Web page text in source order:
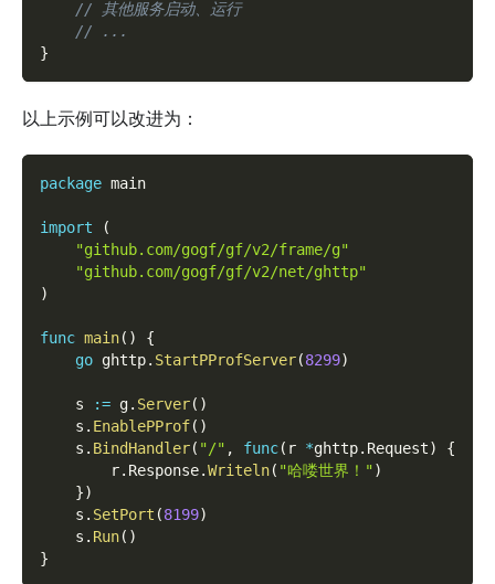
// 其他服务启动、运行
// ...
}
以上示例可以改进为：
package main
import
(
"github.com/gogf/gf/v2/frame/g"
"github.com/gogf/gf/v2/net/ghttp"
)
func main( )
{
go ghttp. StartPProfServer(8299)
    s
:= g. Server( )
    s
. EnablePProf( )
    s
. BindHandler( "/" , func( r *ghttp. Request)
{
        r
. Response.Writeln( "哈喽世界！")
})
    s
. SetPort (8199)
    s
. Run( )
}